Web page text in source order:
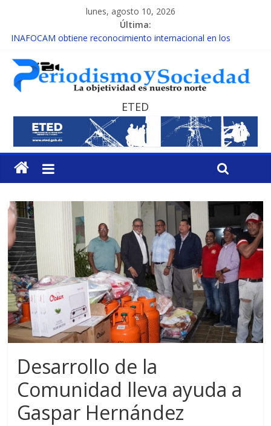
lunes, agosto 10, 2026
Última:
INAFOCAM obtiene reconocimiento internacional en los
15 de febrero de cada año es Día Nacional de la lucha contra el
cáncer infantil
EL ENFOQUE UNILATERAL DE LA COALICIÓN
MESCyT y Universidad Albizu apoyarán rehabilitación de
reclusos
MESCyT presenta calendario de Consulta Nacional por la
Educación
ETED
Desarrollo de la
Comunidad lleva ayuda a
Gaspar Hernández